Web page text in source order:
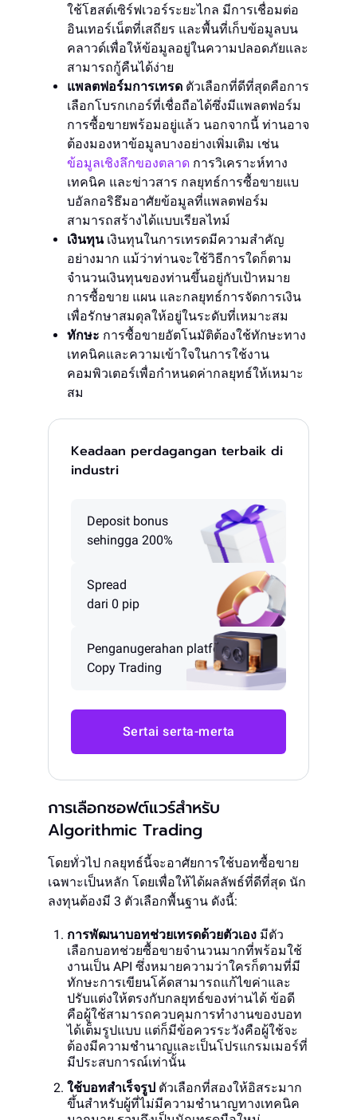
ใช้โฮสต์เซิร์ฟเวอร์ระยะไกล มีการเชื่อมต่อ
อินเทอร์เน็ตที่เสถียร และพื้นที่เก็บข้อมูลบน
คลาวด์เพื่อให้ข้อมูลอยู่ในความปลอดภัยและ
สามารถกู้คืนได้ง่าย
แพลตฟอร์มการเทรด ตัวเลือกที่ดีที่สุดคือการ
เลือกโบรกเกอร์ที่เชื่อถือได้ซึ่งมีแพลตฟอร์ม
การซื้อขายพร้อมอยู่แล้ว นอกจากนี้ ท่านอาจ
ต้องมองหาข้อมูลบางอย่างเพิ่มเติม เช่น
ข้อมูลเชิงลึกของตลาด การวิเคราะห์ทาง
เทคนิค และข่าวสาร กลยุทธ์การซื้อขายแบ
บอัลกอริธึมอาศัยข้อมูลที่แพลตฟอร์ม
สามารถสร้างได้แบบเรียลไทม์
เงินทุนเงินทุนในการเทรดมีความสำคัญ
อย่างมาก แม้ว่าท่านจะใช้วิธีการใดก็ตาม
จำนวนเงินทุนของท่านขึ้นอยู่กับเป้าหมาย
การซื้อขาย แผน และกลยุทธ์การจัดการเงิน
เพื่อรักษาสมดุลให้อยู่ในระดับที่เหมาะสม
ทักษะ การซื้อขายอัตโนมัติต้องใช้ทักษะทาง
เทคนิคและความเข้าใจในการใช้งาน
คอมพิวเตอร์เพื่อกำหนดค่ากลยุทธ์ให้เหมาะ
สม
Keadaan perdagangan terbaik di
industri
Deposit bonus
sehingga 200%
Spread
dari 0 pip
Penganugerahan platform
Copy Trading
Sertai serta-merta
การเลือกซอฟต์แวร์สำหรับ
Algorithmic Trading
โดยทั่วไป กลยุทธ์นี้จะอาศัยการใช้บอทซื้อขาย
เฉพาะเป็นหลัก โดยเพื่อให้ได้ผลลัพธ์ที่ดีที่สุด นัก
ลงทุนต้องมี 3 ตัวเลือกพื้นฐาน ดังนี้:
การพัฒนาบอทช่วยเทรดด้วยตัวเอง มีตัว
เลือกบอทช่วยซื้อขายจำนวนมากที่พร้อมใช้
งานเป็น API ซึ่งหมายความว่าใครก็ตามที่มี
ทักษะการเขียนโค้ดสามารถแก้ไขค่าและ
ปรับแต่งให้ตรงกับกลยุทธ์ของท่านได้ ข้อดี
คือผู้ใช้สามารถควบคุมการทำงานของบอท
ได้เต็มรูปแบบ แต่ก็มีข้อควรระวังคือผู้ใช้จะ
ต้องมีความชำนาญและเป็นโปรแกรมเมอร์ที่
มีประสบการณ์เท่านั้น
ใช้บอทสำเร็จรูป ตัวเลือกที่สองให้อิสระมาก
ขึ้นสำหรับผู้ที่ไม่มีความชำนาญทางเทคนิค